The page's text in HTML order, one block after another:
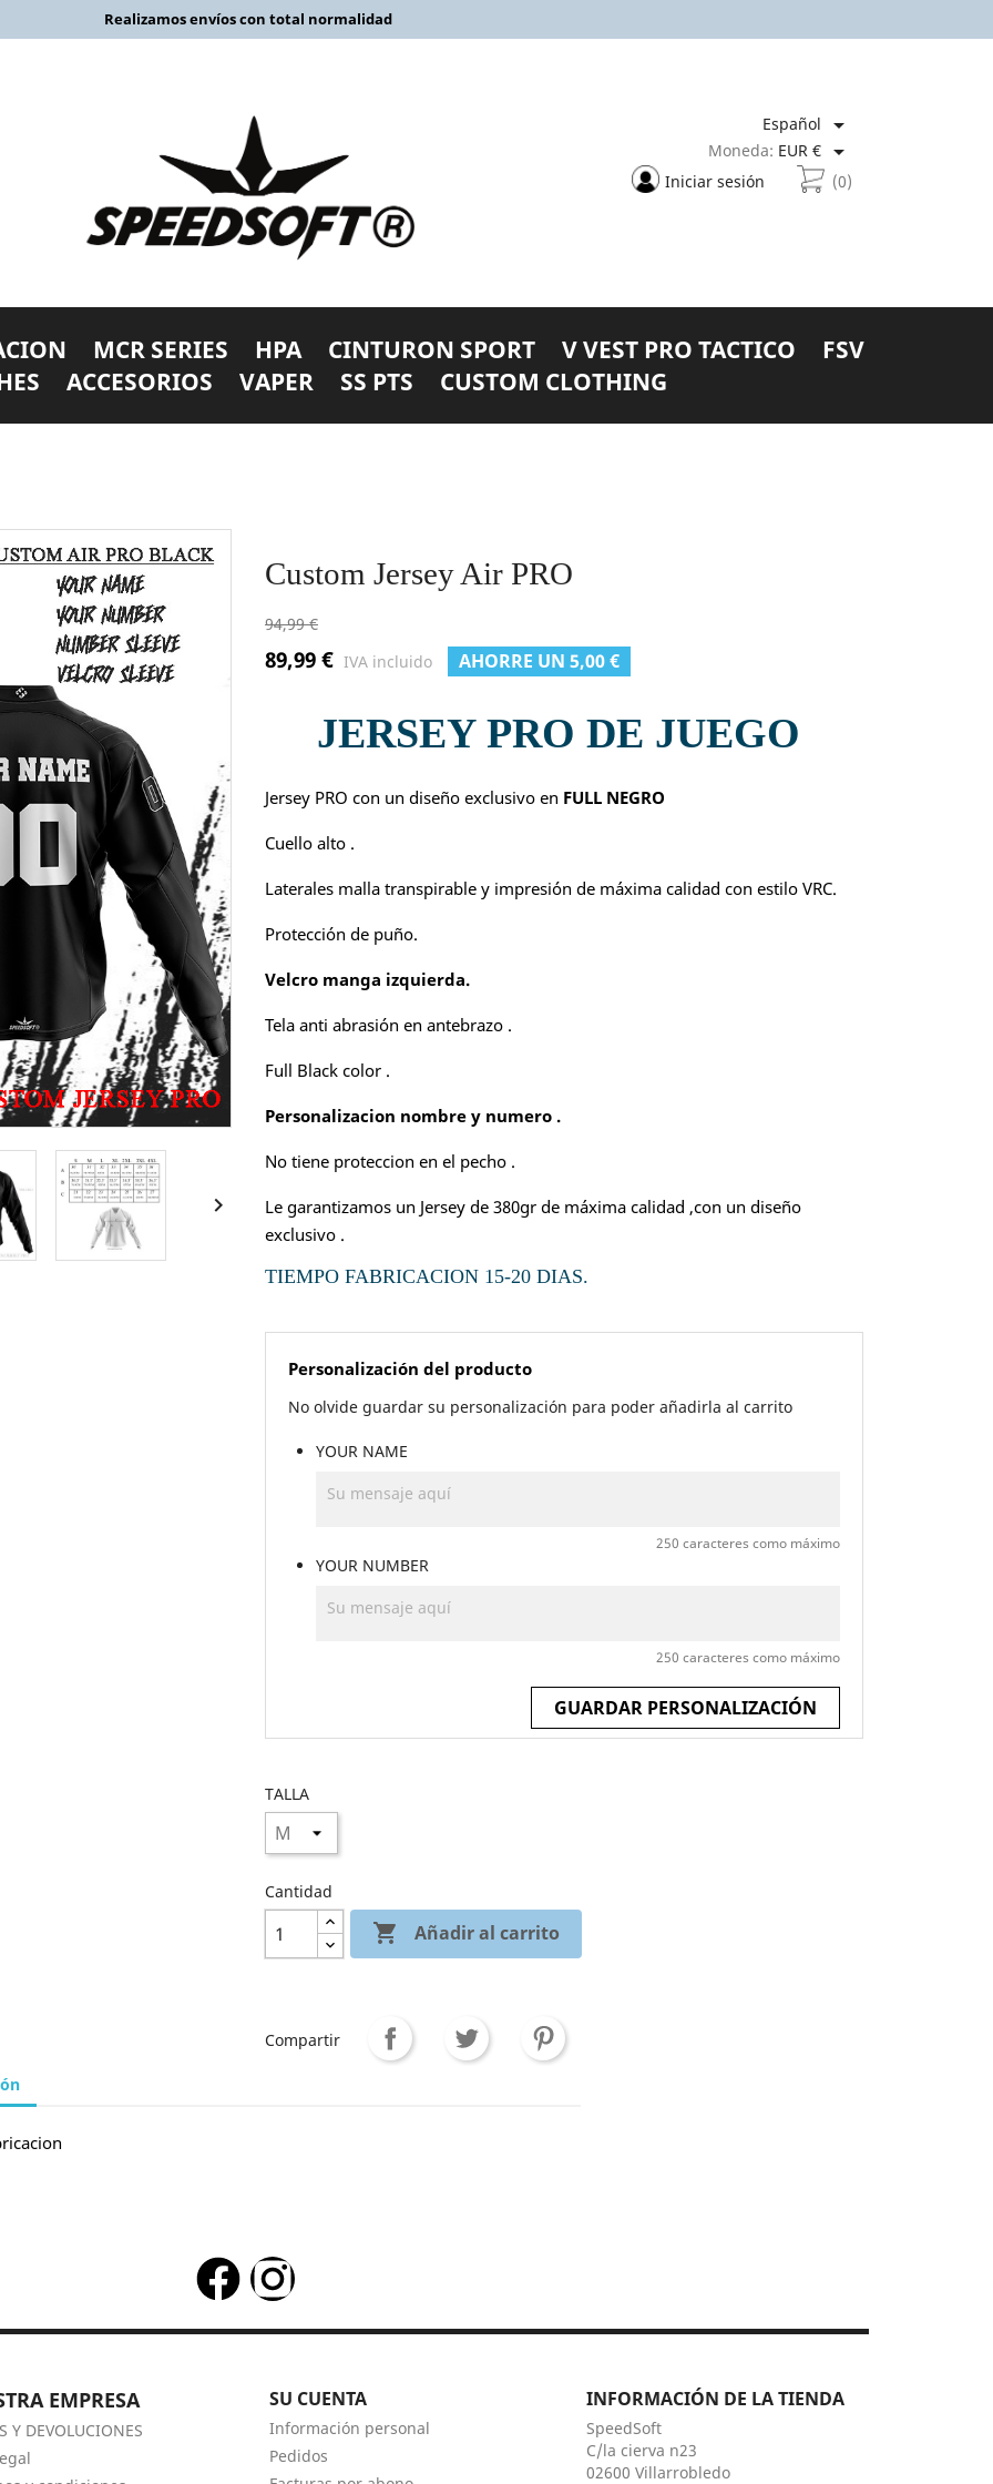
Realizamos envíos con total normalidad
Español 
Moneda: EUR € 
Iniciar sesión (0)
MCR SERIES HPA CINTURON SPORT V VEST PRO TACTICO
FSV
ACCESORIOS VAPER SS PTS CUSTOM CLOTHING

Custom Jersey Air PRO
94,99 €
89,99 € IVA incluido AHORRE UN 5,00 €
JERSEY PRO DE JUEGO
Jersey PRO con un diseño exclusivo en FULL NEGRO
Cuello alto .
Laterales malla transpirable y impresión de máxima calidad con estilo VRC.
Protección de puño.
Velcro manga izquierda.
Tela anti abrasión en antebrazo .
Full Black color .
Personalizacion nombre y numero .
No tiene proteccion en el pecho .
Le garantizamos un Jersey de 380gr de máxima calidad ,con un diseño
exclusivo .
TIEMPO FABRICACION 15-20 DIAS.
Personalización del producto
No olvide guardar su personalización para poder añadirla al carrito
YOUR NAME
250 caracteres como máximo
YOUR NUMBER
250 caracteres como máximo
GUARDAR PERSONALIZACIÓN
TALLA
Cantidad
 Añadir al carrito
Compartir
EMPRESA
Y DEVOLUCIONES
SU CUENTA
Información personal
Pedidos
INFORMACIÓN DE LA TIENDA
SpeedSoft
C/la cierva n23
02600 Villarrobledo